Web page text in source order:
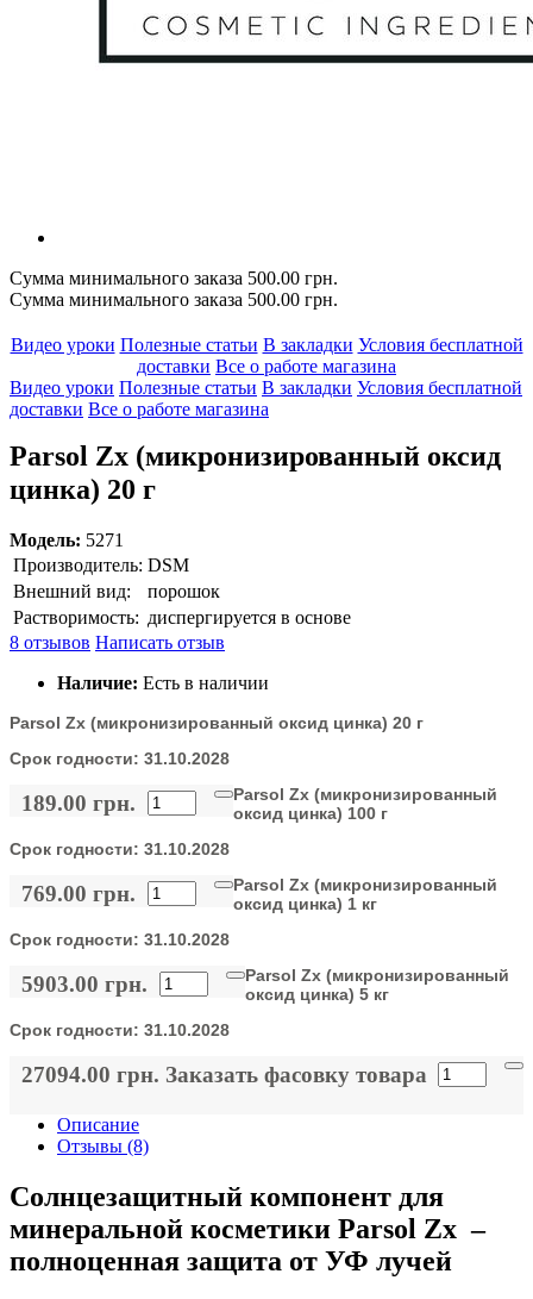
Сумма минимального заказа 500.00 грн.
Сумма минимального заказа 500.00 грн.
Видео уроки Полезные статьи В закладки Условия бесплатной
доставки Все о работе магазина
Видео уроки Полезные статьи В закладки Условия бесплатной
доставки Все о работе магазина
Parsol Zx (микронизированный оксид
цинка) 20 г
Модель: 5271
Производитель: DSM
Внешний вид:
порошок
Растворимость: диспергируется в основе
8 отзывов Написать отзыв
Наличие: Есть в наличии
Parsol Zx (микронизированный оксид цинка) 20 г
Срок годности: 31.10.2028
189.00 грн.
Parsol Zx (микронизированный
оксид цинка) 100 г
Срок годности: 31.10.2028
769.00 грн.
Parsol Zx (микронизированный
оксид цинка) 1 кг
Срок годности: 31.10.2028
5903.00 грн.
Parsol Zx (микронизированный
оксид цинка) 5 кг
Срок годности: 31.10.2028
27094.00 грн. Заказать фасовку товара
Описание
Отзывы (8)
Солнцезащитный компонент для
минеральной косметики Parsol Zx –
полноценная защита от УФ лучей